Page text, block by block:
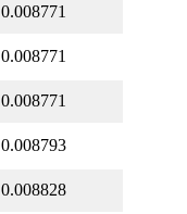
0.008771
0.008771
0.008771
0.008793
0.008828